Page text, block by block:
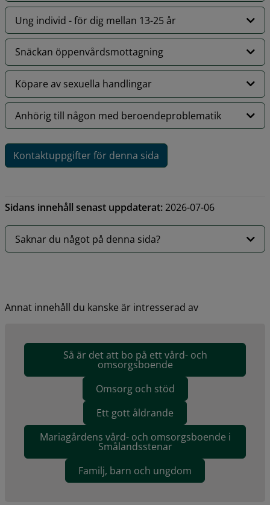
Ung individ - för dig mellan 13-25 år
Snäckan öppenvårdsmottagning
Köpare av sexuella handlingar
Anhörig till någon med beroendeproblematik
Kontaktuppgifter för denna sida
Sidans innehåll senast uppdaterat:2026-07-06
Saknar du något på denna sida?
Annat innehåll du kanske är intresserad av
Så är det att bo på ett vård- och
omsorgsboende
Omsorg och stöd
Ett gott åldrande
Mariagårdens vård- och omsorgsboende i
Smålandsstenar
Familj, barn och ungdom